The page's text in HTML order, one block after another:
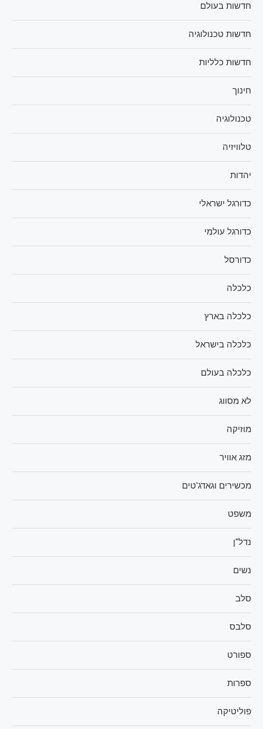
חדשות בעולם
חדשות טכנולוגיה
חדשות כלליות
חינוך
טכנולוגיה
טלוויזיה
יהדות
כדורגל ישראלי
כדורגל עולמי
כדורסל
כלכלה
כלכלה בארץ
כלכלה בישראל
כלכלה בעולם
לא מסווג
מוזיקה
מזג אוויר
מכשירים וגאדג'טים
משפט
נדל"ן
נשים
סלב
סלבס
ספורט
ספרות
פוליטיקה